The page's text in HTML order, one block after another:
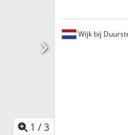
1 /3
Wijk bij